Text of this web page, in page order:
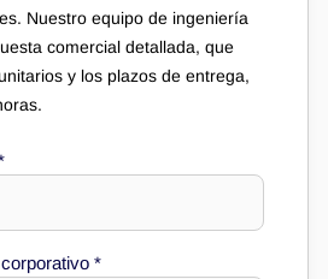
Nuestro equipo de ingeniería
comercial detallada, que
y los plazos de entrega,
*